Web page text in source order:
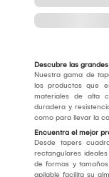
Descubre las
Nuestra gama de
los productos que
materiales de alta
duradera y
como para llevar la
Encuentra el mejor
Desde tapers
rectangulares
de formas y
apilable facilita su